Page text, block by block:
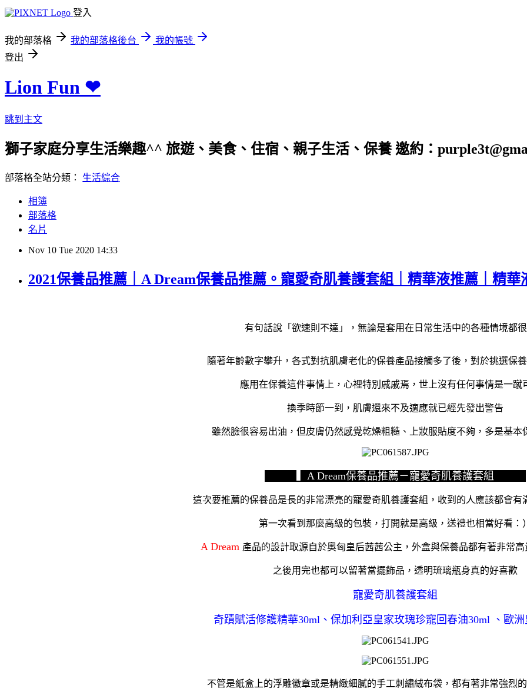
登入
我的部落格 我的部落格後台
我的帳號
登出
Lion Fun ❤
跳到主文
獅子家庭分享生活樂趣^^ 旅遊、美食、住宿、親子生活、保養 邀約：
部落格全站分類： 生活綜合
相簿
部落格
名片
Nov 10 Tue 2020 14:33
2021保養品推薦｜A Dream保養品推薦。寵愛奇肌養護套組｜精華液推薦｜精華
有句話說「欲速則不達」，無論是套用在日常生活中的各種情境都
隨著年齡數字攀升，各式對抗肌膚老化的保養產品接觸多了後，對於挑選保
應用在保養這件事情上，心裡特別戚戚焉，世上沒有任何事情是一蹴
換季時節一到，肌膚還來不及適應就已經先發出警告
雖然臉很容易出油，但皮膚仍然感覺乾燥粗糙、上妝服貼度不夠，多是基本
▍A Dream保養品推薦－寵愛奇肌養護套組
這次要推薦的保養品是長的非常漂亮的寵愛奇肌養護套組，收到的人應該都會有
第一次看到那麼高級的包裝，打開就是高級，送禮也相當好看：
A Dream 產品的設計取源自於奧匈皇后茜茜公主，外盒與保養品都有著非常
之後用完也都可以留著當擺飾品，透明琉璃瓶身真的好喜歡
寵愛奇肌養護套組
奇蹟賦活修護精華30ml、保加利亞皇家玫瑰珍寵回春油30ml 、歐
不管是紙盒上的浮雕徽章或是精緻細膩的手工刺繡絨布袋，都有著非常強烈